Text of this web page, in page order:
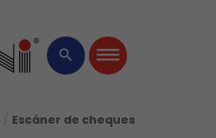
search
Escáner de cheques